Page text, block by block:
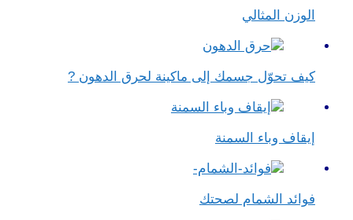
الوزن المثالي
كيف تحوّل جسمك إلى ماكينة لحرق الدهون ?
إيقاف وباء السمنة
فوائد الشمام لصحتك